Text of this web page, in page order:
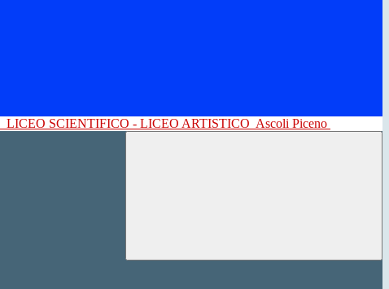
LICEO SCIENTIFICO - LICEO ARTISTICO Ascoli Piceno